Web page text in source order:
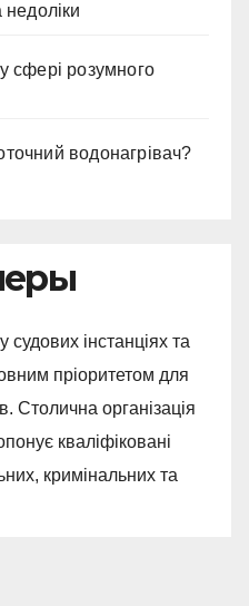
недоліки
сфері розумного
водонагрівач?
судових інстанціях та
пріоритетом для
Столична організація
кваліфіковані
кримінальних та